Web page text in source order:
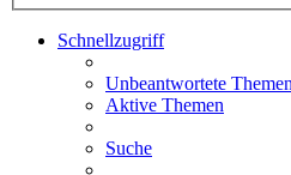
Schnellzugriff
Unbeantwortete
Aktive Themen
Suche